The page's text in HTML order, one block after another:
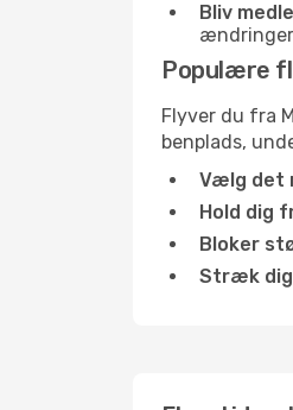
Bliv
Populære
Flyver du fra
benplads,
Vælg det
Hold dig
Bloker
Stræk